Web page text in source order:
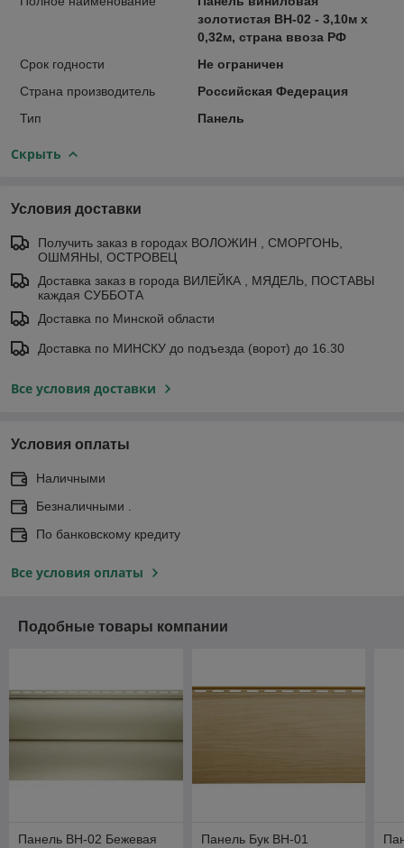
золотистая BH-02 - 3,10м х
0,32м, страна ввоза РФ
Срок годности
Не ограничен
Страна производитель
Российская Федерация
Тип
Панель
Скрыть
Условия доставки
Получить заказ в городах ВОЛОЖИН , СМОРГОНЬ,
ОШМЯНЫ, ОСТРОВЕЦ
Доставка заказ в города ВИЛЕЙКА , МЯДЕЛЬ, ПОСТАВЫ
каждая СУББОТА
Доставка по Минской области
Доставка по МИНСКУ до подъезда (ворот) до 16.30
Все условия доставки
Условия оплаты
Наличными
Безналичными .
По банковскому кредиту
Все условия оплаты
Подобные товары компании
Панель BH-02 Бежевая Панель Бук BH-01